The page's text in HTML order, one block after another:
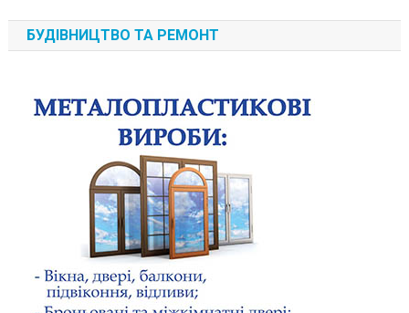
БУДІВНИЦТВО ТА РЕМОНТ